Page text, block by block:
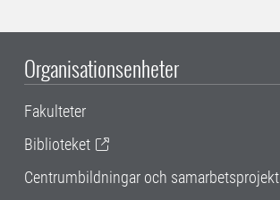
Organisationsenheter
Fakulteter
Biblioteket
Centrumbildningar och samarbetsprojekt